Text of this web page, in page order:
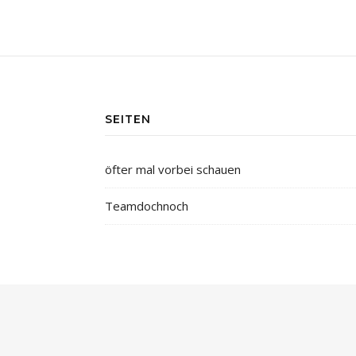
SEITEN
öfter mal vorbei schauen
Teamdochnoch